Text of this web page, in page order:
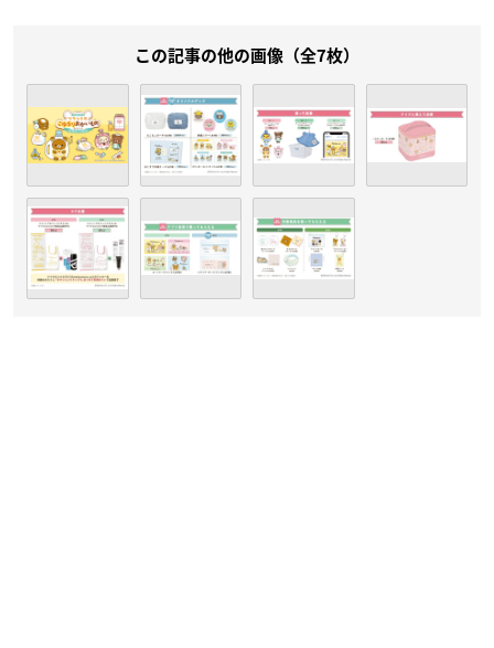
この記事の他の画像（全7枚）